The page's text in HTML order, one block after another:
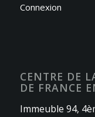
Connexion
CENTRE DE
DE FRANCE
Immeuble 94,